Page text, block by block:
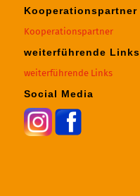
Kooperationspartner
Kooperationspartner
weiterführende Links
weiterführende Links
Social Media